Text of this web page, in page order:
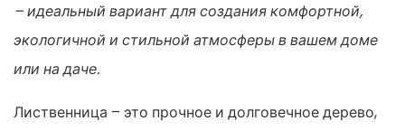
– идеальный вариант для создания комфортной,
экологичной и стильной атмосферы в вашем доме
или на даче.
Лиственница – это прочное и долговечное дерево,